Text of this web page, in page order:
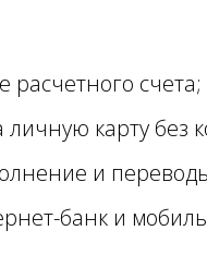
счета;
карту без
и
банк и